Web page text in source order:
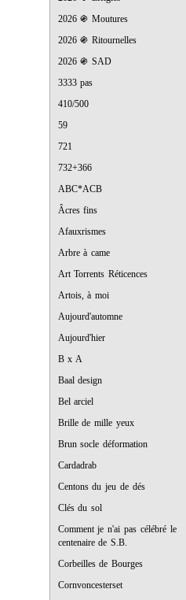
2026 ֍ Moutures
2026 ֍ Ritournelles
2026 ֍ SAD
3333 pas
410/500
59
721
732+366
ABC*ACB
Âcres fins
Afauxrismes
Arbre à came
Art Torrents Réticences
Artois, à moi
Aujourd'automne
Aujourd'hier
B x A
Baal design
Bel arciel
Brille de mille yeux
Brun socle déformation
Cardadrab
Centons du jeu de dés
Clés du sol
Comment je n'ai pas célébré le
centenaire de S.B.
Corbeilles de Bourges
Cornvoncesterset